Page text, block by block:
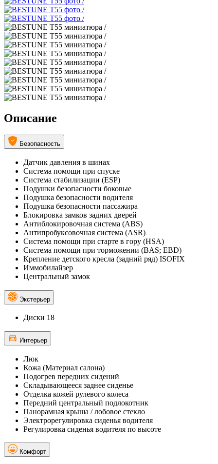
Описание
Безопасность
Датчик давления в шинах
Система помощи при спуске
Система стабилизации (ESP)
Подушки безопасности боковые
Подушка безопасности водителя
Подушка безопасности пассажира
Блокировка замков задних дверей
Антиблокировочная система (ABS)
Антипробуксовочная система (ASR)
Система помощи при старте в гору (HSA)
Система помощи при торможении (BAS; EBD)
Крепление детского кресла (задний ряд) ISOFIX
Иммобилайзер
Центральный замок
Экстерьер
Диски 18
Интерьер
Люк
Кожа (Материал салона)
Подогрев передних сидений
Складывающееся заднее сиденье
Отделка кожей рулевого колеса
Передний центральный подлокотник
Панорамная крыша / лобовое стекло
Электрорегулировка сиденья водителя
Регулировка сиденья водителя по высоте
Комфорт